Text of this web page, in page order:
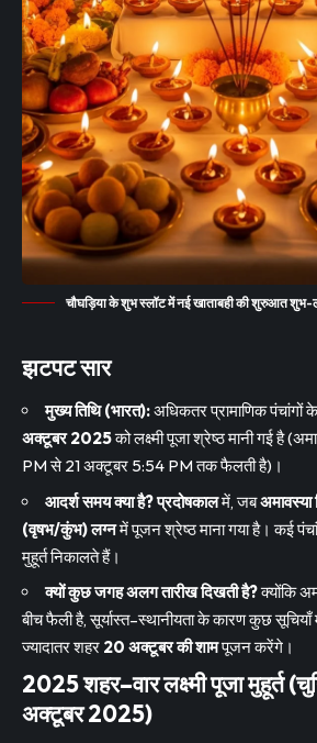
चौघड़िया के शुभ स्लॉट में नई खाताबही की शुरुआत
झटपट सार
मुख्य तिथि (भारत):अधिकतर प्रामाणिक
अक्टूबर 2025को लक्ष्मी पूजा श्रेष्ठ मानी गई है
PM से 21 अक्टूबर 5:54 PM तक फैलती है)।
आदर्श समय क्या है?प्रदोषकालमें, जबअमावस्या
(वृषभ/कुंभ) लग्नमें पूजन श्रेष्ठ माना गया है। कई
मुहूर्त निकालते हैं।
क्यों कुछ जगह अलग तारीख दिखती है?क्योंकि
बीच फैली है, सूर्यास्त–स्थानीयता के कारण कुछ सूचियाँ
ज्यादातर शहर 20 अक्टूबर की शामपूजन करेंगे।
2025 शहर–वार लक्ष्मी पूजा मुहूर्त
अक्टूबर 2025)